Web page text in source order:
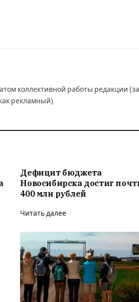
коллективной работы редакции (за
рекламный).
Дефицит бюджета
Новосибирска достиг
400 млн рублей
Читать далее